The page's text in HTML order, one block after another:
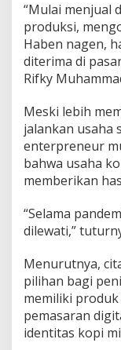
“Mulai menjual
produksi,
Haben nagen,
diterima di
Rifky
Meski lebih
jalankan usaha
enterpreneur
bahwa usaha
memberikan
“Selama
dilewati,”
Menurutnya,
pilihan bagi
memiliki
pemasaran
identitas kopi